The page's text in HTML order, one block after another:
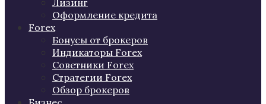
Лизинг
Оформление кредита
Forex
Бонусы от брокеров
Индикаторы Forex
Советники Forex
Стратегии Forex
Обзор брокеров